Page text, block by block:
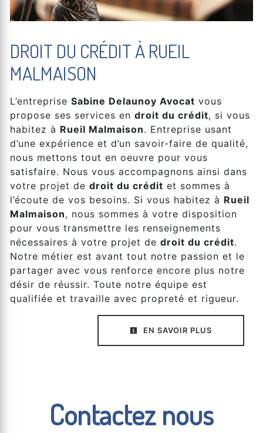
DROIT DU CRÉDIT À RUEIL
MALMAISON
L’entreprise Sabine Delaunoy Avocat vous
propose ses services en droit du crédit, si vous
habitez à Rueil Malmaison. Entreprise usant
d’une expérience et d’un savoir-faire de qualité,
nous mettons tout en oeuvre pour vous
satisfaire. Nous vous accompagnons ainsi dans
votre projet de droit du crédit et sommes à
l’écoute de vos besoins. Si vous habitez à Rueil
Malmaison, nous sommes à votre disposition
pour vous transmettre les renseignements
nécessaires à votre projet de droit du crédit.
Notre métier est avant tout notre passion et le
partager avec vous renforce encore plus notre
désir de réussir. Toute notre équipe est
qualifiée et travaille avec propreté et rigueur.
EN SAVOIR PLUS
Contactez nous